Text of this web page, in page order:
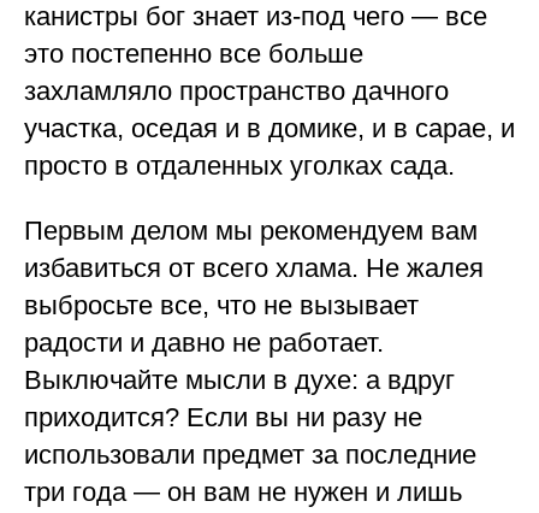
канистры бог знает из-под чего — все
это постепенно все больше
захламляло пространство дачного
участка, оседая и в домике, и в сарае, и
просто в отдаленных уголках сада.
Первым делом мы рекомендуем вам
избавиться от всего хлама. Не жалея
выбросьте все, что не вызывает
радости и давно не работает.
Выключайте мысли в духе: а вдруг
приходится? Если вы ни разу не
использовали предмет за последние
три года — он вам не нужен и лишь